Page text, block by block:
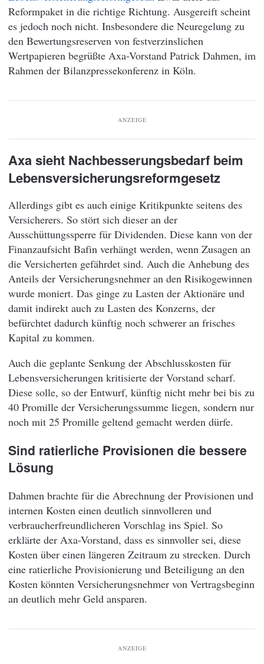
Reformpaket in die richtige Richtung. Ausgereift scheint
es jedoch noch nicht. Insbesondere die Neuregelung zu
den Bewertungsreserven von festverzinslichen
Wertpapieren begrüßte Axa-Vorstand Patrick Dahmen, im
Rahmen der Bilanzpressekonferenz in Köln.
ANZEIGE
Axa sieht Nachbesserungsbedarf beim
Lebensversicherungsreformgesetz
Allerdings gibt es auch einige Kritikpunkte seitens des
Versicherers. So stört sich dieser an der
Ausschüttungssperre für Dividenden. Diese kann von der
Finanzaufsicht Bafin verhängt werden, wenn Zusagen an
die Versicherten gefährdet sind. Auch die Anhebung des
Anteils der Versicherungsnehmer an den Risikogewinnen
wurde moniert. Das ginge zu Lasten der Aktionäre und
damit indirekt auch zu Lasten des Konzerns, der
befürchtet dadurch künftig noch schwerer an frisches
Kapital zu kommen.
Auch die geplante Senkung der Abschlusskosten für
Lebensversicherungen kritisierte der Vorstand scharf.
Diese solle, so der Entwurf, künftig nicht mehr bei bis zu
40 Promille der Versicherungssumme liegen, sondern nur
noch mit 25 Promille geltend gemacht werden dürfe.
Sind ratierliche Provisionen die bessere
Lösung
Dahmen brachte für die Abrechnung der Provisionen und
internen Kosten einen deutlich sinnvolleren und
verbraucherfreundlicheren Vorschlag ins Spiel. So
erklärte der Axa-Vorstand, dass es sinnvoller sei, diese
Kosten über einen längeren Zeitraum zu strecken. Durch
eine ratierliche Provisionierung und Beteiligung an den
Kosten könnten Versicherungsnehmer von Vertragsbeginn
an deutlich mehr Geld ansparen.
ANZEIGE